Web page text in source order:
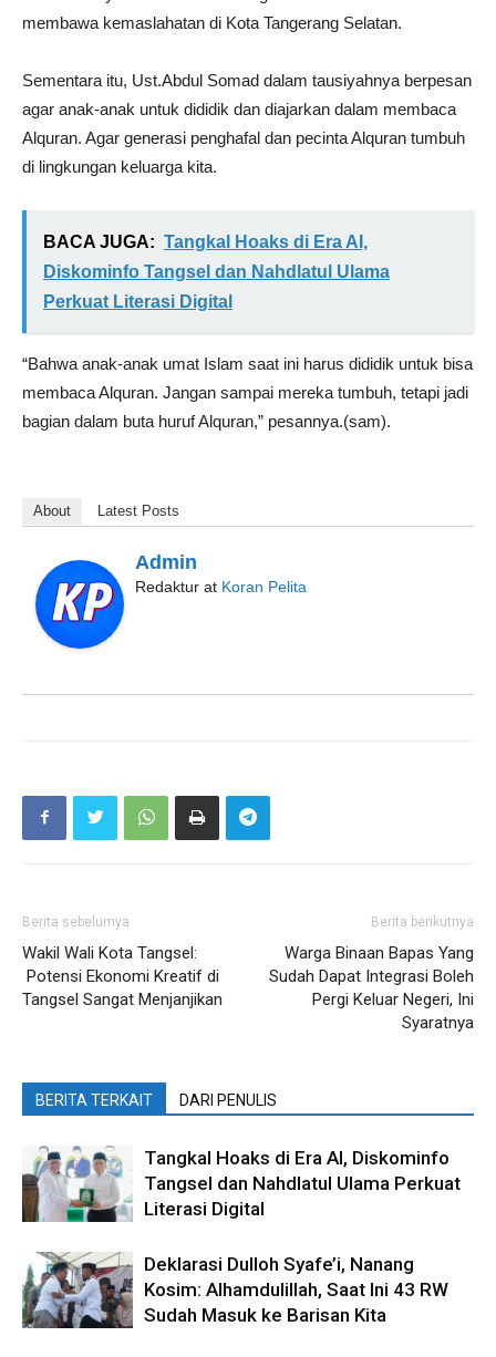
membawa kemaslahatan di Kota Tangerang Selatan.
Sementara itu, Ust.Abdul Somad dalam tausiyahnya berpesan
agar anak-anak untuk dididik dan diajarkan dalam membaca
Alquran. Agar generasi penghafal dan pecinta Alquran tumbuh
di lingkungan keluarga kita.
BACA JUGA: Tangkal Hoaks di Era AI,
Diskominfo Tangsel dan Nahdlatul Ulama
Perkuat Literasi Digital
“Bahwa anak-anak umat Islam saat ini harus dididik untuk bisa
membaca Alquran. Jangan sampai mereka tumbuh, tetapi jadi
bagian dalam buta huruf Alquran,” pesannya.(sam).
About Latest Posts
Admin
Redaktur at Koran Pelita
Berita sebelumya
Wakil Wali Kota Tangsel:
Potensi Ekonomi Kreatif di
Tangsel Sangat Menjanjikan
Berita berikutnya
Warga Binaan Bapas Yang
Sudah Dapat Integrasi Boleh
Pergi Keluar Negeri, Ini
Syaratnya
BERITA TERKAIT DARI PENULIS
Tangkal Hoaks di Era AI, Diskominfo
Tangsel dan Nahdlatul Ulama Perkuat
Literasi Digital
Deklarasi Dulloh Syafe’i, Nanang
Kosim: Alhamdulillah, Saat Ini 43 RW
Sudah Masuk ke Barisan Kita